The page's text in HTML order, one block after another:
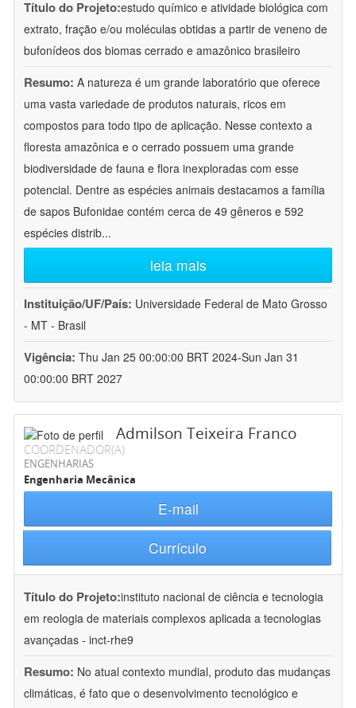
Título do Projeto:estudo químico e atividade biológica com
extrato, fração e/ou moléculas obtidas a partir de veneno de
bufonídeos dos biomas cerrado e amazônico brasileiro
Resumo: A natureza é um grande laboratório que oferece
uma vasta variedade de produtos naturais, ricos em
compostos para todo tipo de aplicação. Nesse contexto a
floresta amazônica e o cerrado possuem uma grande
biodiversidade de fauna e flora inexploradas com esse
potencial. Dentre as espécies animais destacamos a família
de sapos Bufonidae contém cerca de 49 gêneros e 592
espécies distrib...
leia mais
Instituição/UF/País: Universidade Federal de Mato Grosso
- MT - Brasil
Vigência: Thu Jan 25 00:00:00 BRT 2024-Sun Jan 31
00:00:00 BRT 2027
Admilson Teixeira Franco
COORDENADOR(A)
ENGENHARIAS
Engenharia Mecânica
E-mail
Currículo
Título do Projeto:instituto nacional de ciência e tecnologia
em reologia de materiais complexos aplicada a tecnologias
avançadas - inct-rhe9
Resumo: No atual contexto mundial, produto das mudanças
climáticas, é fato que o desenvolvimento tecnológico e